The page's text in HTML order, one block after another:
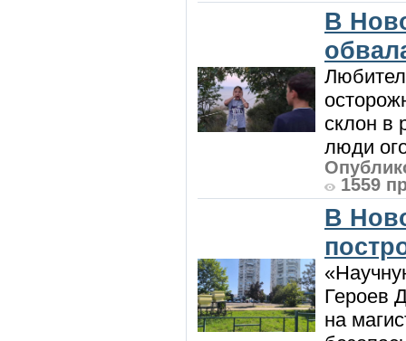
В
склон в
люди
1559
В
Героев
на